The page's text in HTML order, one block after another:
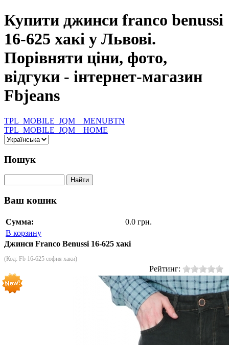
Купити джинси franco benussi
16-625 хакі у Львові.
Порівняти ціни, фото,
відгуки - інтернет-магазин
Fbjeans
TPL_MOBILE_JQM__MENUBTN
TPL_MOBILE_JQM__HOME
Пошук
Ваш кошик
Сумма:
0.0 грн.
В корзину
Джинси Franco Benussi 16-625 хакі
(Код: Fb 16-625 софия хаки)
Рейтинг: